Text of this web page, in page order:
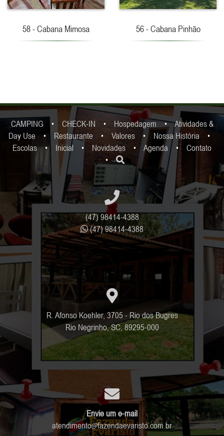
58 - Cabana Mimosa 56 - Cabana Pinhão
CAMPING • CHECK-IN • Hospedagem•Atividades &
Day Use• Restaurante• Valores• Nossa História •
Escolas• Inicial • Novidades • Agenda • Contato
•
(47) 98414-4388
(47) 98414-4388
R. Afonso Koehler, 3705 - Rio dos Bugres
Rio Negrinho, SC, 89295-000
Envie um e-mail
atendimento fazendaevaristo.com.br